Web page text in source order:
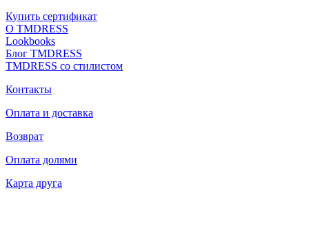
Купить сертификат
О TMDRESS
Lookbooks
Блог TMDRESS
TMDRESS со стилистом
Контакты
Оплата и доставка
Возврат
Оплата долями
Карта друга